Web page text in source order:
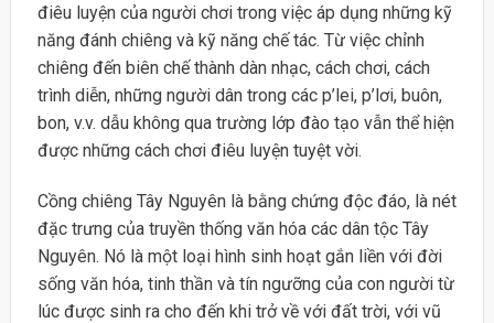
điêu luyện của người chơi trong việc áp dụng những kỹ
năng đánh chiêng và kỹ năng chế tác. Từ việc chỉnh
chiêng đến biên chế thành dàn nhạc, cách chơi, cách
trình diễn, những người dân trong các p’lei, p’lơi, buôn,
bon, v.v. dẫu không qua trường lớp đào tạo vẫn thể hiện
được những cách chơi điêu luyện tuyệt vời.
Cồng chiêng Tây Nguyên là bằng chứng độc đáo, là nét
đặc trưng của truyền thống văn hóa các dân tộc Tây
Nguyên. Nó là một loại hình sinh hoạt gắn liền với đời
sống văn hóa, tinh thần và tín ngưỡng của con người từ
lúc được sinh ra cho đến khi trở về với đất trời, với vũ